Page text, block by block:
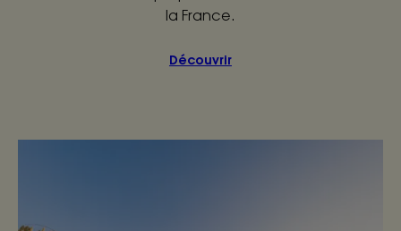
la France.
Découvrir